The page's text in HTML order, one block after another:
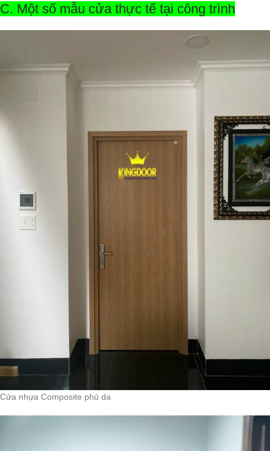
C. Một số mẫu cửa thực tế tại công trình
Cửa nhựa Composite phủ da